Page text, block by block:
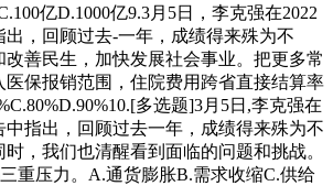
亿D.1000亿9.3⽉5⽇，李克强在2022
，回顾过去-⼀年，成绩得来殊为不
善⺠⽣，加快发展社会事业。把更多常
医保报销范围，住院费⽤跨省直接结算率
多选题]3⽉5⽇,李克强在
中指出，回顾过去⼀年，成绩得来殊为不
，我们也清醒看到⾯临的问题和挑战。
重压⼒。A.通货膨胀B.需求收缩C.供给